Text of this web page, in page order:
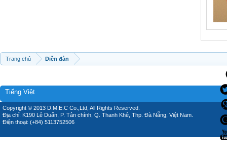
Trang chủ Diễn đàn
Tiếng Việt
Copyright © 2013 D.M.E.C Co.,Ltd, All Rights Reserved.
Địa chỉ: K190 Lê Duẩn, P. Tân chính, Q. Thanh Khê, Thp. Đà Nẵng, Việt Nam.
Điện thoại: (+84) 5113752506